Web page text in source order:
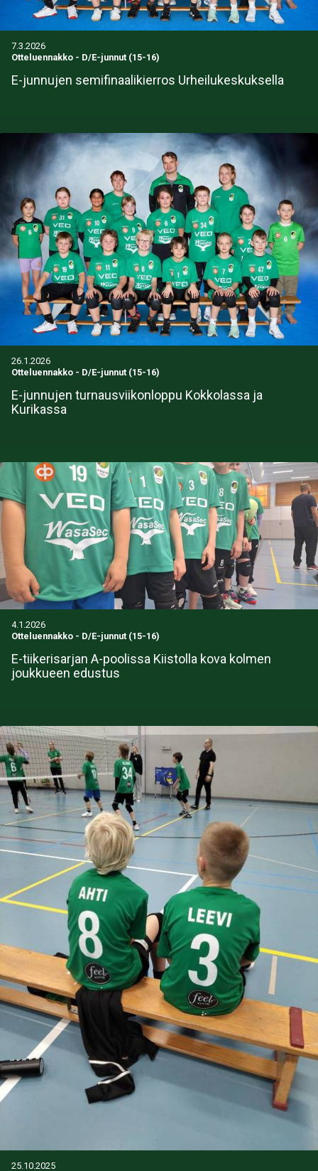
7.3.2026
Otteluennakko - D/E-junnut (15-16)
E-junnujen semifinaalikierros Urheilukeskuksella
26.1.2026
Otteluennakko - D/E-junnut (15-16)
E-junnujen turnausviikonloppu Kokkolassa ja
Kurikassa
4.1.2026
Otteluennakko - D/E-junnut (15-16)
E-tiikerisarjan A-poolissa Kiistolla kova kolmen
joukkueen edustus
25.10.2025